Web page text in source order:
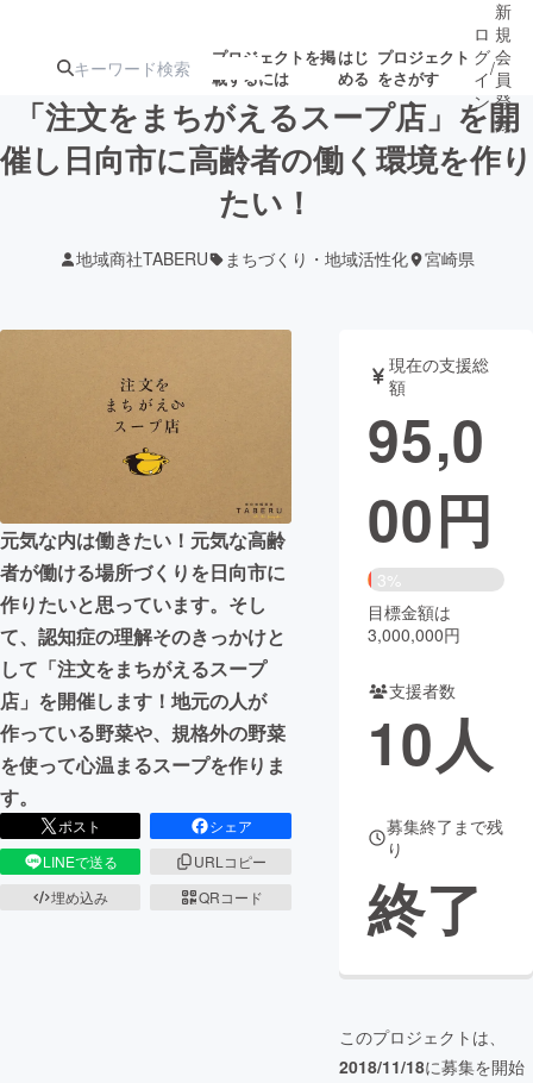
プロジェクトを掲
載するには
はじ
める
プロジェクト
をさがす
注目の新着プロ 募集終了が近いプ
テクノロジー・ガジェット
映像・映画 書籍・雑誌
チャレンジ
まちづくり・地域活性化
CAMPFIRE for Social Good
CAMPFIRE Creation
CAMPFIREふるさと納税
コミュニティ
ロ
グ
イ
ン
/
新
規
会
員
登
録
「注文をまちがえるスープ店」を開
催し日向市に高齢者の働く環境を作り
たい！
地域商社TABERU まちづくり・地域活性化 宮崎県
元気な内は働きたい！元気な高齢
者が働ける場所づくりを日向市に
作りたいと思っています。そし
て、認知症の理解そのきっかけと
して「注文をまちがえるスープ
店」を開催します！地元の人が
作っている野菜や、規格外の野菜
を使って心温まるスープを作りま
す。
ポスト
シェア
LINEで送る
URLコピー
埋め込み
QRコード
現在の支援総
額
95,0
00円
3%
目標金額は
3,000,000円
支援者数
10人
募集終了まで残
り
終了
このプロジェクトは、
2018/11/18に募集を開始